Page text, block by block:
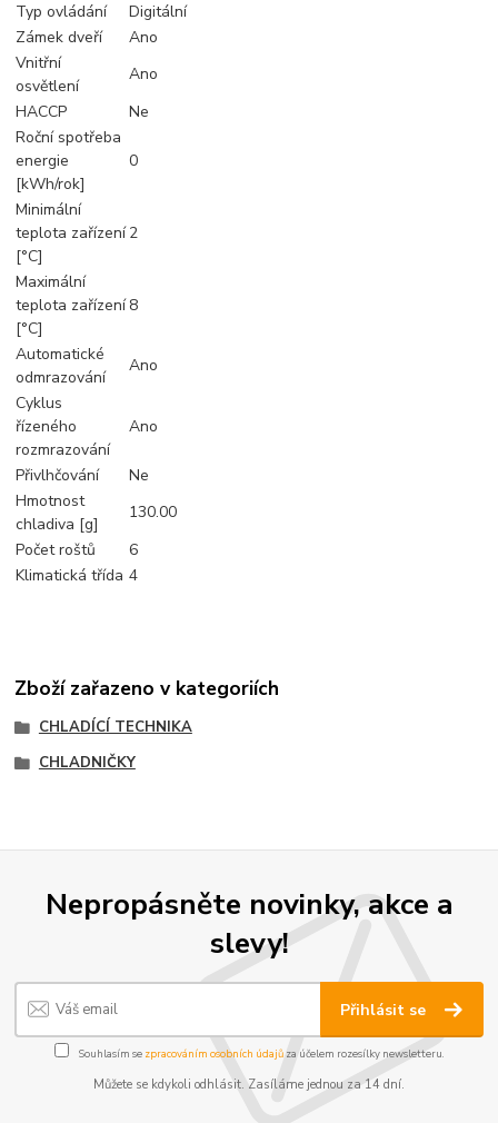
Typ ovládání
Digitální
Zámek dveří
Ano
Vnitřní
osvětlení
Ano
HACCP
Ne
Roční spotřeba
energie
[kWh/rok]
0
Minimální
teplota zařízení
[°C]
2
Maximální
teplota zařízení
[°C]
8
Automatické
odmrazování
Ano
Cyklus
řízeného
rozmrazování
Ano
Přivlhčování
Ne
Hmotnost
chladiva [g]
130.00
Počet roštů
6
Klimatická třída 4
Zboží zařazeno v kategoriích
CHLADÍCÍ TECHNIKA
CHLADNIČKY
Nepropásněte novinky, akce a
slevy!
Přihlásit se
Souhlasím se zpracováním osobních údajůza účelem rozesílky newsletteru.
Můžete se kdykoli odhlásit. Zasíláme jednou za 14 dní.